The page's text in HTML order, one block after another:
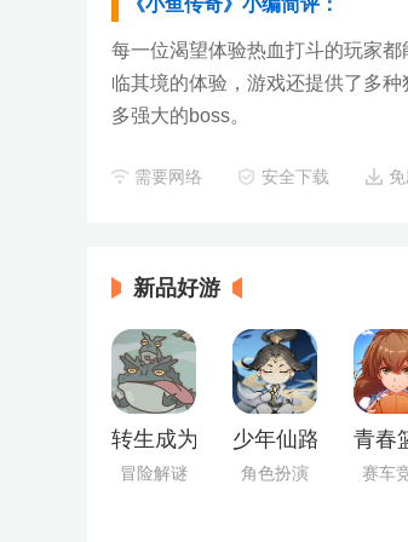
《小鱼传奇》小编简评：
每一位渴望体验热血打斗的玩家
临其境的体验，游戏还提供了多
多强大的boss。
需要网络 安全下载
新品好游
转生成为野蛮人正版
冒险解谜
少年仙路最新版
角色扮演
青春
赛车